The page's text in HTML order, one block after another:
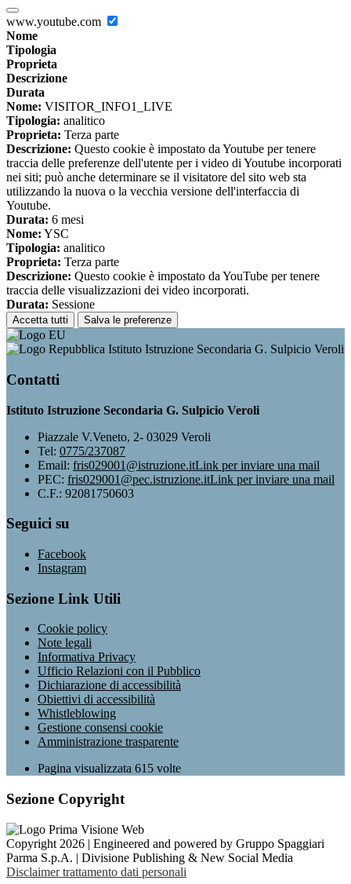
www.youtube.com
Nome
Tipologia
Proprieta
Descrizione
Durata
Nome: VISITOR_INFO1_LIVE
Tipologia: analitico
Proprieta: Terza parte
Descrizione: Questo cookie è impostato da Youtube per tenere
traccia delle preferenze dell'utente per i video di Youtube incorporati
nei siti; può anche determinare se il visitatore del sito web sta
utilizzando la nuova o la vecchia versione dell'interfaccia di
Youtube.
Durata: 6 mesi
Nome: YSC
Tipologia: analitico
Proprieta: Terza parte
Descrizione: Questo cookie è impostato da YouTube per tenere
traccia delle visualizzazioni dei video incorporati.
Durata: Sessione
Accetta tutti Salva le preferenze
Istituto Istruzione Secondaria G. Sulpicio Veroli
Contatti
Istituto Istruzione Secondaria G. Sulpicio Veroli
Piazzale V.Veneto, 2- 03029 Veroli
Tel: 0775/237087
Email: fris029001@istruzione.itLink per inviare una mail
PEC: fris029001@pec.istruzione.itLink per inviare una mail
C.F.: 92081750603
Seguici su
Facebook
Instagram
Sezione Link Utili
Cookie policy
Note legali
Informativa Privacy
Ufficio Relazioni con il Pubblico
Dichiarazione di accessibilità
Obiettivi di accessibilità
Whistleblowing
Gestione consensi cookie
Amministrazione trasparente
Pagina visualizzata 615 volte
Sezione Copyright
Copyright 2026 | Engineered and powered by Gruppo Spaggiari
Parma S.p.A. | Divisione Publishing & New Social Media
Disclaimer trattamento dati personali